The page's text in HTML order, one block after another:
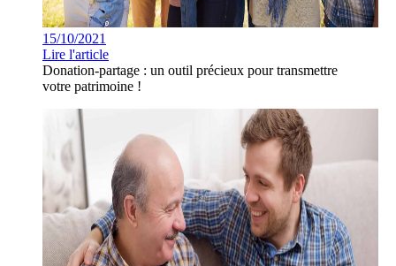
15/10/2021
Lire l'article
Donation-partage : un outil précieux pour transmettre
votre patrimoine !